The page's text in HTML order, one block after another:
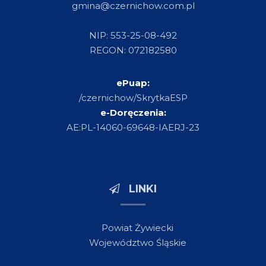
gmina@czernichow.com.pl
NIP: 553-25-08-492
REGON: 072182580
ePuap:
/czernichow/SkrytkaESP
e-Doręczenia:
AE:PL-14060-69648-IAERJ-23
LINKI
Powiat Żywiecki
Województwo Śląskie